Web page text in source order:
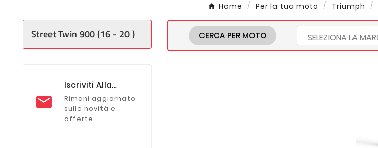
Home Per la tua moto Triumph
Street Twin 900 (16 - 20 )
Iscriviti Alla
Newsletter
Rimani aggiornato
sulle novità e
offerte
CERCA PER MOTO